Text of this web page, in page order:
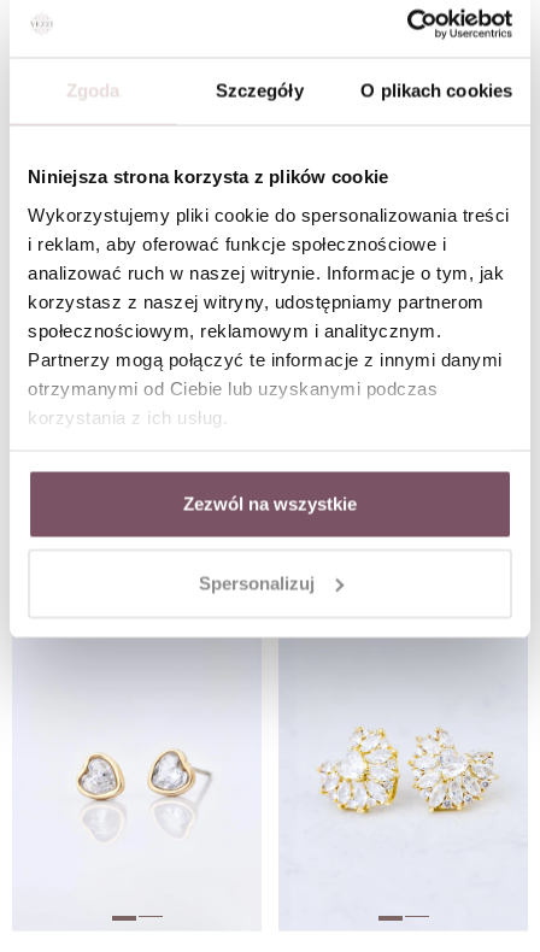
Zgoda Szczegóły O plikach cookies
Niniejsza strona korzysta z plików cookie
Wykorzystujemy pliki cookie do spersonalizowania treści
i reklam, aby oferować funkcje społecznościowe i
analizować ruch w naszej witrynie. Informacje o tym, jak
korzystasz z naszej witryny, udostępniamy partnerom
społecznościowym, reklamowym i analitycznym.
Partnerzy mogą połączyć te informacje z innymi danymi
otrzymanymi od Ciebie lub uzyskanymi podczas
korzystania z ich usług.
Zezwól na wszystkie
Spersonalizuj
Kolczyki serduszko, kryształ urodzeniowy Październik, stal pozłacana S210764Z00